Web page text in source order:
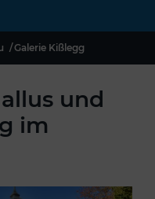
Galerie Kißlegg
und
im